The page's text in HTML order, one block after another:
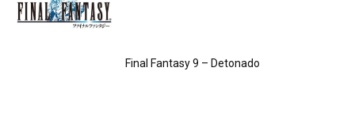
Final Fantasy 9 – Detonado